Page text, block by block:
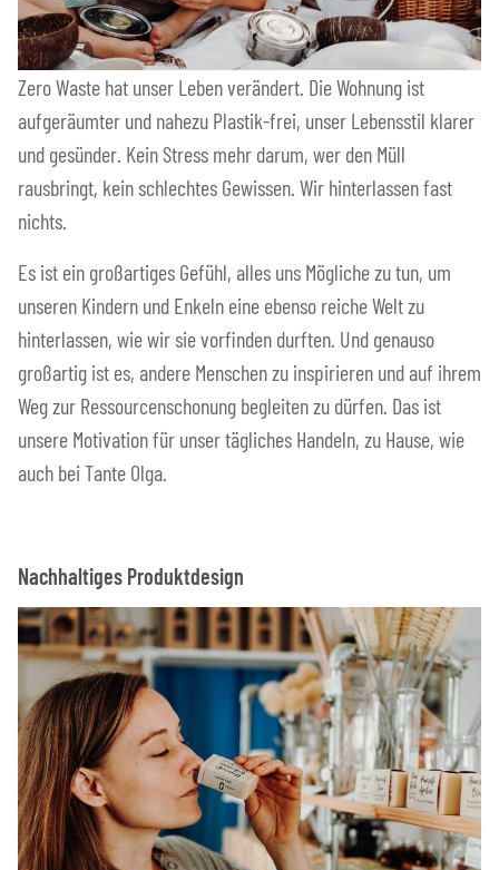
Zero Waste hat unser Leben verändert. Die Wohnung ist
aufgeräumter und nahezu Plastik-frei, unser Lebensstil klarer
und gesünder. Kein Stress mehr darum, wer den Müll
rausbringt, kein schlechtes Gewissen. Wir hinterlassen fast
nichts.
Es ist ein großartiges Gefühl, alles uns Mögliche zu tun, um
unseren Kindern und Enkeln eine ebenso reiche Welt zu
hinterlassen, wie wir sie vorfinden durften. Und genauso
großartig ist es, andere Menschen zu inspirieren und auf ihrem
Weg zur Ressourcenschonung begleiten zu dürfen. Das ist
unsere Motivation für unser tägliches Handeln, zu Hause, wie
auch bei Tante Olga.
Nachhaltiges Produktdesign